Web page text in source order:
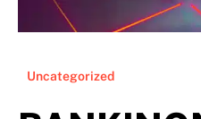
Uncategorized